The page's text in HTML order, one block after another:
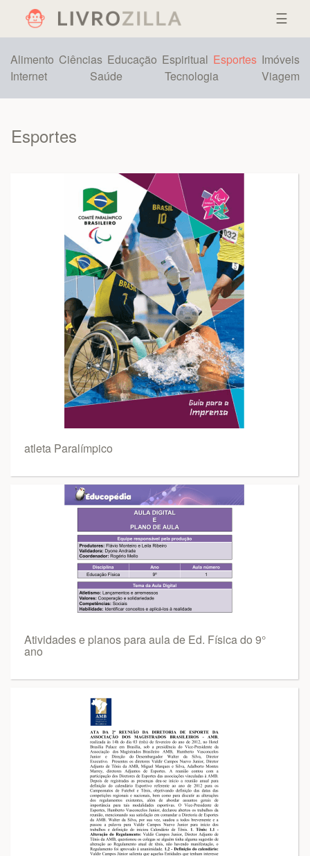
☰
Alimento Ciências Educação Espiritual Esportes Imóveis
Internet
Saúde Tecnologia Viagem
Esportes
atleta Paralímpico
Atividades e planos para aula de Ed. Física do 9°
ano